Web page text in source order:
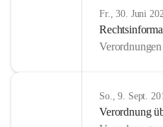
Fr., 30. Juni
Verordnungen
So., 9. Sept.
Verordnung